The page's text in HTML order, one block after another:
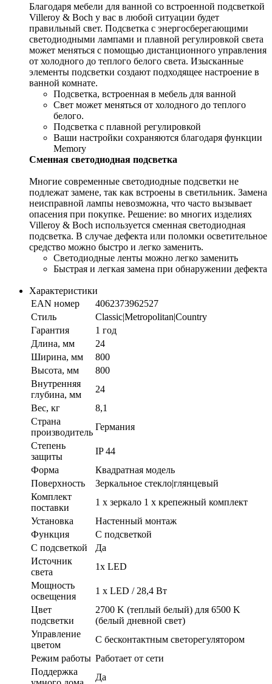
Благодаря мебели для ванной со встроенной подсветкой
Villeroy & Boch у вас в любой ситуации будет
правильный свет. Подсветка с энергосберегающими
светодиодными лампами и плавной регулировкой света
может меняться с помощью дистанционного управления
от холодного до теплого белого света. Изысканные
элементы подсветки создают подходящее настроение в
ванной комнате.
Подсветка, встроенная в мебель для ванной
Свет может меняться от холодного до теплого
белого.
Подсветка с плавной регулировкой
Ваши настройки сохраняются благодаря функции
Memory
Сменная светодиодная подсветка
Многие современные светодиодные подсветки не
подлежат замене, так как встроены в светильник. Замена
неисправной лампы невозможна, что часто вызывает
опасения при покупке. Решение: во многих изделиях
Villeroy & Boch используется сменная светодиодная
подсветка. В случае дефекта или поломки осветительное
средство можно быстро и легко заменить.
Светодиодные ленты можно легко заменить
Быстрая и легкая замена при обнаружении дефекта
Характеристики
EAN номер
4062373962527
Стиль
Classic|Metropolitan|Country
Гарантия
1 год
Длина, мм
24
Ширина, мм
800
Высота, мм
800
Внутренняя
глубина, мм
24
Вес, кг
8,1
Страна
производитель
Германия
Степень
защиты
IP 44
Форма
Квадратная модель
Поверхность
Зеркальное стекло|глянцевый
Комплект
поставки
1 x зеркало 1 x крепежный комплект
Установка
Настенный монтаж
Функция
С подсветкой
С подсветкой
Да
Источник
света
1x LED
Мощность
освещения
1 x LED / 28,4 Вт
Цвет
подсветки
2700 K (теплый белый) для 6500 K
(белый дневной свет)
Управление
цветом
С бесконтактным светорегулятором
Режим работы Работает от сети
Поддержка
Да